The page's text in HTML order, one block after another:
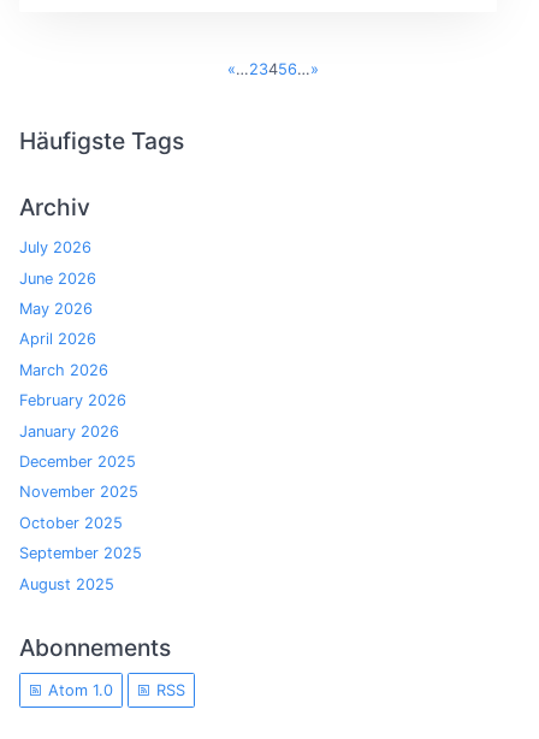
«…23456…»
Häufigste Tags
Archiv
July 2026
June 2026
May 2026
April 2026
March 2026
February 2026
January 2026
December 2025
November 2025
October 2025
September 2025
August 2025
Abonnements
Atom 1.0 RSS